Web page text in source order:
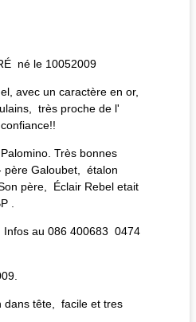
né le 10052009
avec un caractère en or,
très proche de l'
Très bonnes
Galoubet, étalon
père, Éclair Rebel etait
.
Infos au 086 400683 0474
dans tête, facile et tres